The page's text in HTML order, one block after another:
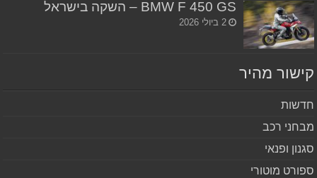
BMW F 450 GS – השקה בישראל
2 ביולי 2026
מהיר
רכב
ופנאי
מוטורי